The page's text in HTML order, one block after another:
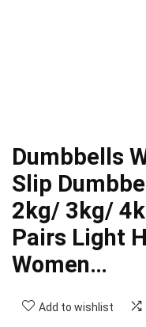
Dumbbells
Slip
2kg/ 3kg/
Pairs Light
Women…
Add to wishlist